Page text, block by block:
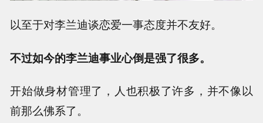
以至于对李兰迪谈恋爱一事态度并不友好。
不过如今的李兰迪事业心倒是强了很多。
开始做身材管理了，人也积极了许多，并不像以
前那么佛系了。